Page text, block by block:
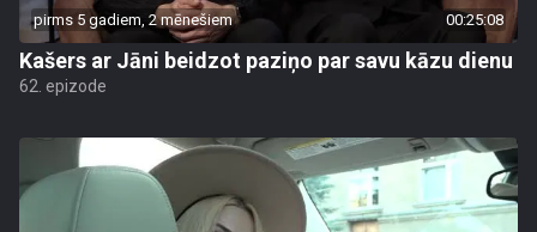
pirms 5 gadiem, 2 mēnešiem 00:25:08
Kašers ar Jāni beidzot paziņo par savu kāzu dienu
62. epizode